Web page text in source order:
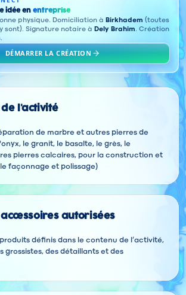
idée en entreprise
physique. Domiciliation à Birkhadem (toutes
sont). Signature notaire à Dely Brahim. Création
DÉMARRER LA CRÉATION
de l'activité
de marbre et autres pierres de
le granit, le basalte, le grès, le
pierres calcaires, pour la construction et
façonnage et polissage)
autorisées
définis dans le contenu de l’activité,
grossistes, des détaillants et des